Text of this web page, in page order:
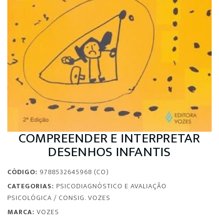
COMPREENDER E INTERPRETAR
DESENHOS INFANTIS
CÓDIGO: 9788532645968 (CO)
CATEGORIAS: PSICODIAGNÓSTICO E AVALIAÇÃO
PSICOLÓGICA / CONSIG. VOZES
MARCA: VOZES